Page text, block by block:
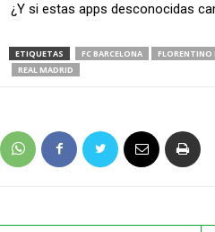
¿Y si estas apps desconocidas
ETIQUETAS FC BARCELONA FLORENTINO
REAL MADRID